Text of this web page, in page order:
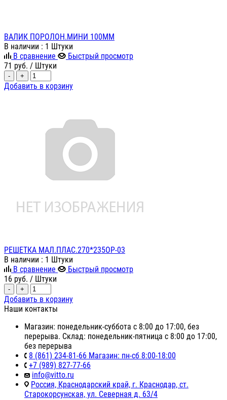
ВАЛИК ПОРОЛОН.МИНИ 100ММ
В наличии : 1 Штуки
В сравнение
Быстрый просмотр
71 руб. / Штуки
- +
Добавить в корзину
РЕШЕТКА МАЛ.ПЛАС.270*235ОР-03
В наличии : 1 Штуки
В сравнение
Быстрый просмотр
16 руб. / Штуки
- +
Добавить в корзину
Наши контакты
Магазин: понедельник-суббота с 8:00 до 17:00, без
перерыва. Склад: понедельник-пятница с 8:00 до 17:00,
без перерыва
8 (861) 234-81-66 Магазин: пн-сб 8:00-18:00
+7 (989) 827-77-66
info@vitto.ru
Россия, Краснодарский край, г. Краснодар, ст.
Старокорсунская, ул. Северная д. 63/4